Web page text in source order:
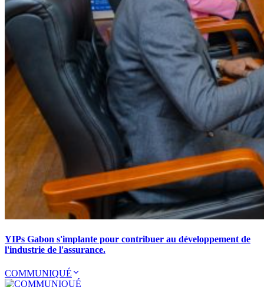
YIPs Gabon s'implante pour contribuer au développement de
l'industrie de l'assurance.
COMMUNIQUÉ